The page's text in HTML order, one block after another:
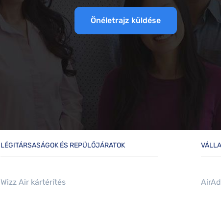
Önéletrajz küldése
LÉGITÁRSASÁGOK ÉS REPÜLŐJÁRATOK
Wizz Air kártérítés